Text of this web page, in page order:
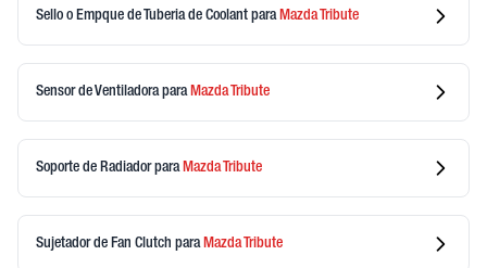
Sello o Empque de Tuberia de Coolant para MazdaTribute
Sensor de Ventiladorapara MazdaTribute
Soporte de Radiadorpara MazdaTribute
Sujetador de Fan Clutch para MazdaTribute